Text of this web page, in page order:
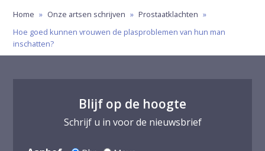
Home » Onze artsen schrijven » Prostaatklachten »
Hoe goed kunnen vrouwen de plasproblemen van hun man
inschatten?
Blijf op de hoogte
Schrijf u in voor de nieuwsbrief